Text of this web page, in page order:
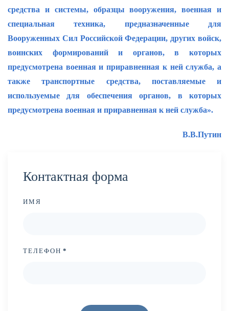
средства и системы, образцы вооружения, военная и
специальная техника, предназначенные для
Вооруженных Сил Российской Федерации, других войск,
воинских формирований и органов, в которых
предусмотрена военная и приравненная к ней служба, а
также транспортные средства, поставляемые и
используемые для обеспечения органов, в которых
предусмотрена военная и приравненная к ней служба».
В.В.Путин
Контактная форма
ИМЯ
ТЕЛЕФОН *